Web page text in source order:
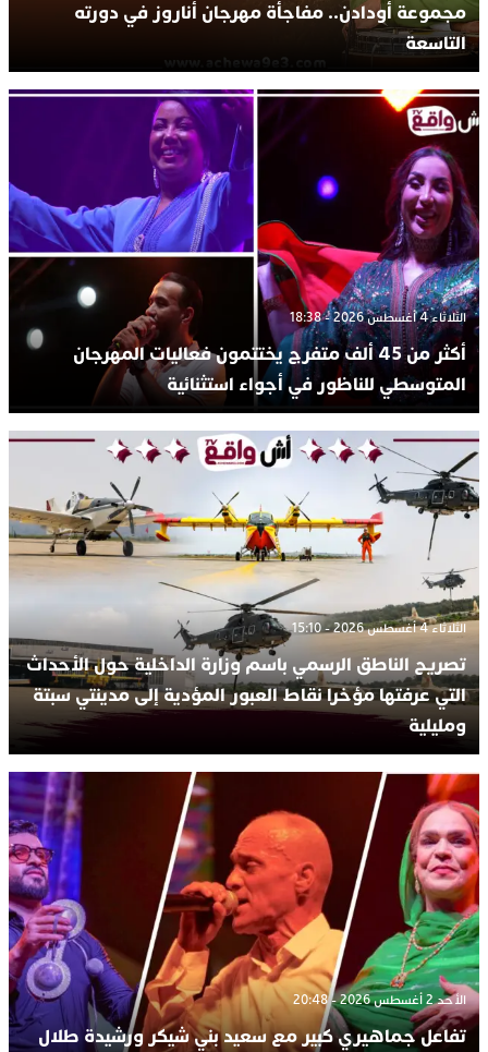
مجموعة أودادن.. مفاجأة مهرجان أناروز في دورته
التاسعة
الثلاثاء 4 أغسطس 2026 - 18:38
أكثر من 45 ألف متفرج يختتمون فعاليات المهرجان
المتوسطي للناظور في أجواء استثنائية
الثلاثاء 4 أغسطس 2026 - 15:10
تصريح الناطق الرسمي باسم وزارة الداخلية حول الأحداث
التي عرفتها مؤخرا نقاط العبور المؤدية إلى مدينتي سبتة
ومليلية
الأحد 2 أغسطس 2026 - 20:48
تفاعل جماهيري كبير مع سعيد بني شيكر ورشيدة طلال